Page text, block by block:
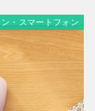
・スマートフォン